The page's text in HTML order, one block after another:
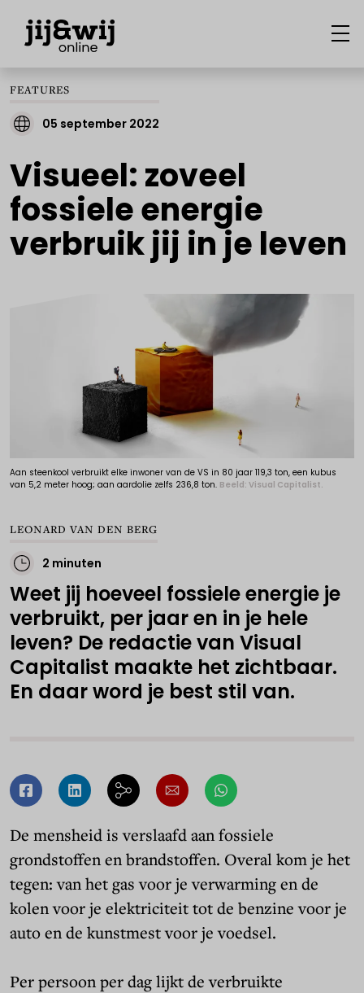
FEATURES
05 september 2022
Visueel: zoveel
fossiele energie
verbruik jij in je leven
Aan steenkool verbruikt elke inwoner van de VS in 80 jaar 119,3 ton, een kubus
van 5,2 meter hoog; aan aardolie zelfs 236,8 ton. Beeld: Visual Capitalist.
LEONARD VAN DEN BERG
2 minuten
Weet jij hoeveel fossiele energie je
verbruikt, per jaar en in je hele
leven? De redactie van Visual
Capitalist maakte het zichtbaar.
En daar word je best stil van.
De mensheid is verslaafd aan fossiele
grondstoffen en brandstoffen. Overal kom je het
tegen: van het gas voor je verwarming en de
kolen voor je elektriciteit tot de benzine voor je
auto en de kunstmest voor je voedsel.
Per persoon per dag lijkt de verbruikte